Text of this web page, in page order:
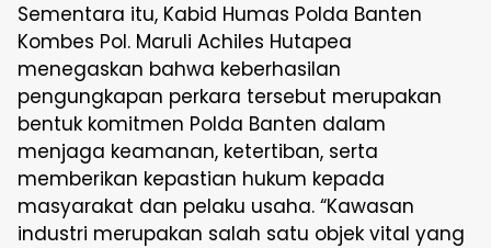
Sementara itu, Kabid Humas Polda Banten
Kombes Pol. Maruli Achiles Hutapea
menegaskan bahwa keberhasilan
pengungkapan perkara tersebut merupakan
bentuk komitmen Polda Banten dalam
menjaga keamanan, ketertiban, serta
memberikan kepastian hukum kepada
masyarakat dan pelaku usaha. “Kawasan
industri merupakan salah satu objek vital yang